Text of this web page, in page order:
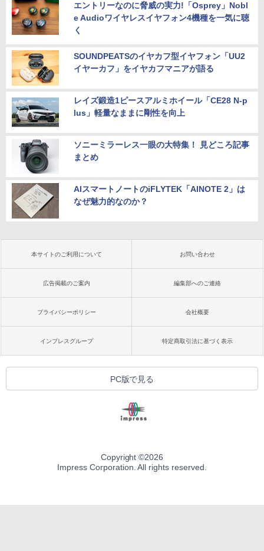
エントリーなのに脅威の実力!「Osprey」Nobl
e Audioワイヤレスイヤフォン4機種を一気に聴
く
SOUNDPEATSのイヤカフ型イヤフォン「UU2
イヤーカフ」をイヤカフマニアが語る
レイズ鍛造1ピースアルミホイール「CE28 N-p
lus」軽量なままに剛性を向上
ソニーミラーレス一眼の大特集！ 見どころ記事
まとめ
AIスマートノートのiFLYTEK「AINOTE 2」は
なぜ魅力的なのか？
本サイトのご利用について お問い合わせ
広告掲載のご案内 編集部へのご連絡
プライバシーポリシー 会社概要
インプレスグループ 特定商取引法に基づく表示
PC版で見る
Copyright ©2026
Impress Corporation. All rights reserved.